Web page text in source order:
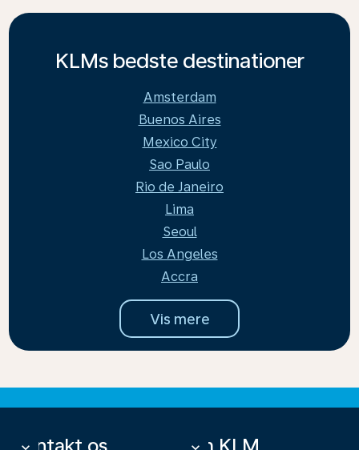
KLMs bedste destinationer
Amsterdam
Buenos Aires
Mexico City
Sao Paulo
Rio de Janeiro
Lima
Seoul
Los Angeles
Accra
Vis mere